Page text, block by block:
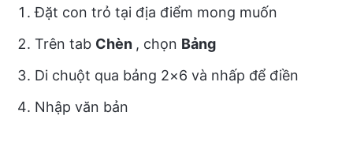
Đặt con trỏ tại địa điểm mong muốn
Trên tab Chèn , chọn Bảng
Di chuột qua bảng 2×6 và nhấp để điền
Nhập văn bản